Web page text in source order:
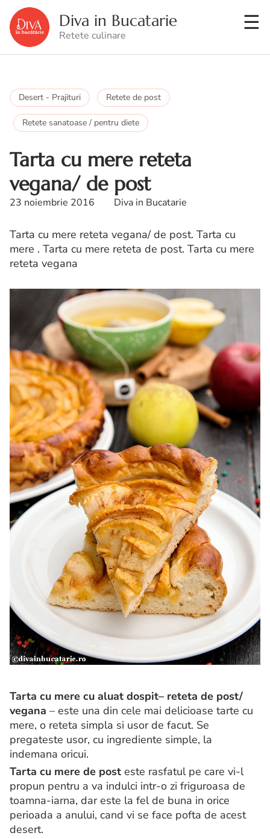
Diva in Bucatarie
Retete culinare
Desert - Prajituri Retete de post
Retete sanatoase / pentru diete
Tarta cu mere reteta
vegana/ de post
23 noiembrie 2016 Diva in Bucatarie
Tarta cu mere reteta vegana/ de post. Tarta cu
mere . Tarta cu mere reteta de post. Tarta cu mere
reteta vegana
Tarta cu mere cu aluat dospit– reteta de post/
vegana – este una din cele mai delicioase tarte cu
mere, o reteta simpla si usor de facut. Se
pregateste usor, cu ingrediente simple, la
indemana oricui.
Tarta cu mere de post este rasfatul pe care vi-l
propun pentru a va indulci intr-o zi friguroasa de
toamna-iarna, dar este la fel de buna in orice
perioada a anului, cand vi se face pofta de acest
desert.